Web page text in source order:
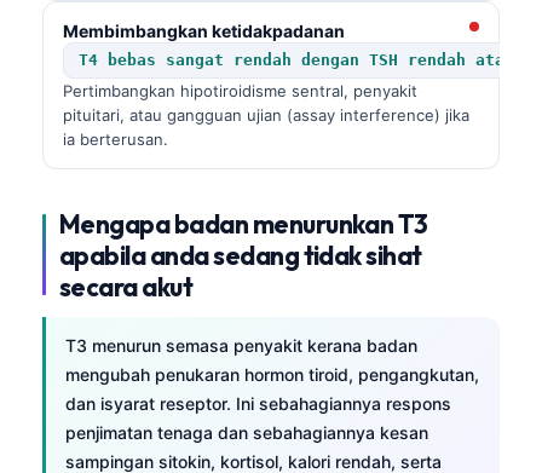
Membimbangkan ketidakpadanan
T4 bebas sangat rendah dengan TSH rendah atau
Pertimbangkan hipotiroidisme sentral, penyakit
pituitari, atau gangguan ujian (assay interference) jika
ia berterusan.
Mengapa badan menurunkan T3
apabila anda sedang tidak sihat
secara akut
T3 menurun semasa penyakit kerana badan
mengubah penukaran hormon tiroid, pengangkutan,
dan isyarat reseptor. Ini sebahagiannya respons
penjimatan tenaga dan sebahagiannya kesan
sampingan sitokin, kortisol, kalori rendah, serta